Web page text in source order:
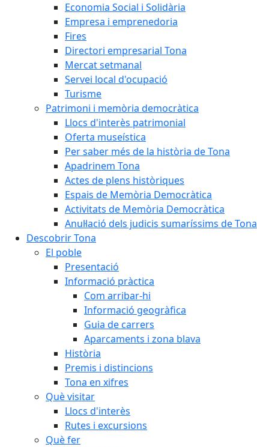
Economia Social i Solidària
Empresa i emprenedoria
Fires
Directori empresarial Tona
Mercat setmanal
Servei local d'ocupació
Turisme
Patrimoni i memòria democràtica
Llocs d'interès patrimonial
Oferta museística
Per saber més de la història de Tona
Apadrinem Tona
Actes de plens històriques
Espais de Memòria Democràtica
Activitats de Memòria Democràtica
Anul·lació dels judicis sumaríssims de Tona
Descobrir Tona
El poble
Presentació
Informació pràctica
Com arribar-hi
Informació geogràfica
Guia de carrers
Aparcaments i zona blava
Història
Premis i distincions
Tona en xifres
Què visitar
Llocs d'interès
Rutes i excursions
Què fer